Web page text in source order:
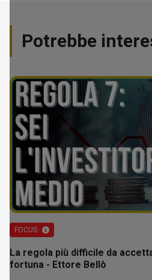
Potrebbe
FOCUS
La regola più difficile da
fortuna - Ettore Bellò